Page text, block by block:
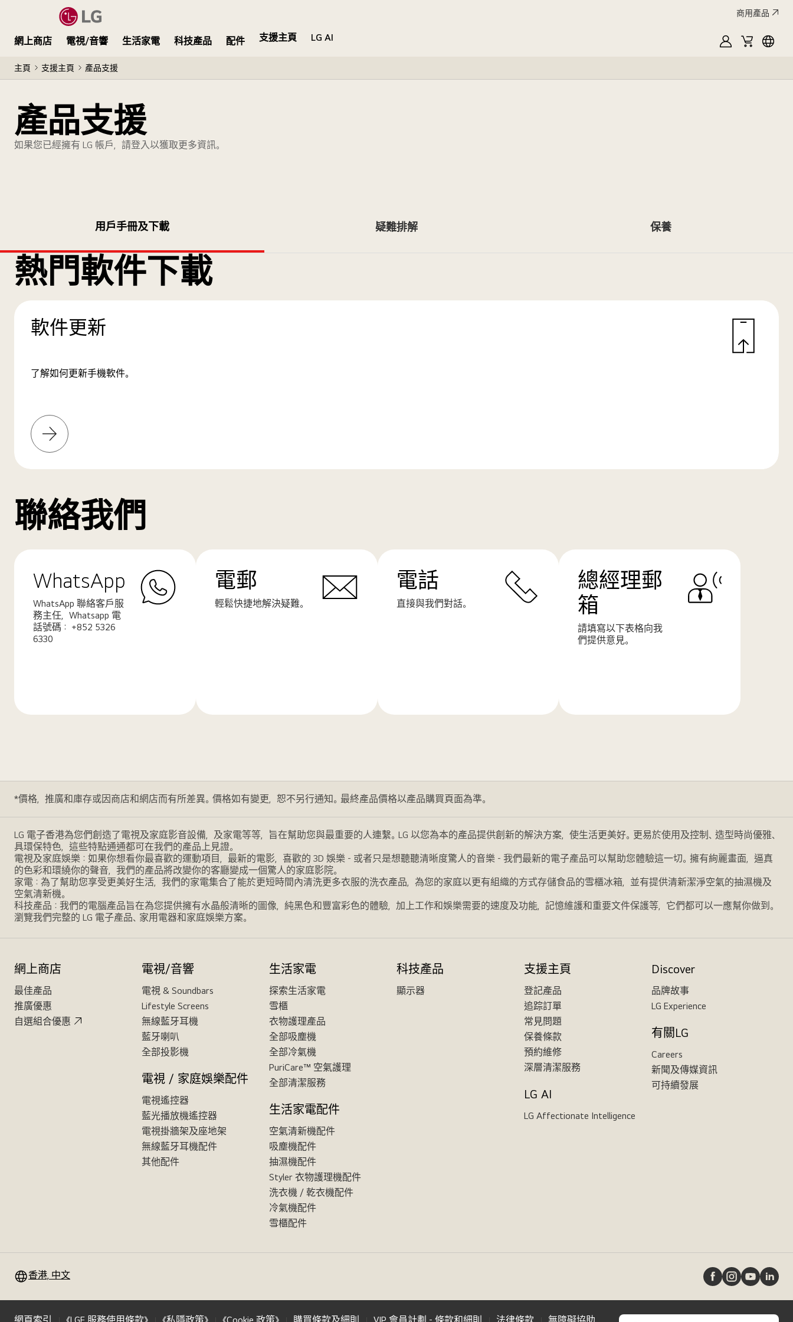
商用產品
網上商店 電視/音響 生活家電 科技產品 配件 支援主頁
LG AI
MyLG購
主頁 支援主頁 產品支援
產品支援
如果您已經擁有 LG 帳戶，請登入以獲取更多資訊。
用戶手冊及下載 疑難排解 保養
熱門軟件下載
軟件更新
了解如何更新手機軟件。
解
更
聯絡我們
WhatsApp
WhatsApp 聯絡客戶服
務主任，Whatsapp 電
話號碼： +852 5326
6330
電郵
輕鬆快捷地解決疑難。
電話
直接與我們對話。
總經理郵
箱
請填寫以下表格向我
們提供意見。
*價格，推廣和庫存或因商店和網店而有所差異。價格如有變更，恕不另行通知。最終產品價格以產品購買頁面為準。
LG 電子香港為您們創造了電視及家庭影音設備，及家電等等，旨在幫助您與最重要的人連繫。LG 以您為本的產品提供創新的解決方案，使生活更美好。更易於使用及控制、造型時尚優雅、
具環保特色，這些特點通通都可在我們的產品上見證。
電視及家庭娛樂：如果你想看你最喜歡的運動項目，最新的電影，喜歡的 3D 娛樂 - 或者只是想聽聽清晰度驚人的音樂 - 我們最新的電子產品可以幫助您體驗這一切。擁有絢麗畫面，逼真
的色彩和環繞你的聲音，我們的產品將改變你的客廳變成一個驚人的家庭影院。
家電：為了幫助您享受更美好生活，我們的家電集合了能於更短時間內清洗更多衣服的洗衣產品，為您的家庭以更有組織的方式存儲食品的雪櫃冰箱，並有提供清新潔淨空氣的抽濕機及
空氣清新機。
科技產品：我們的電腦產品旨在為您提供擁有水晶般清晰的圖像，純黑色和豐富彩色的體驗，加上工作和娛樂需要的速度及功能，記憶維護和重要文件保護等，它們都可以一應幫你做到。
瀏覽我們完整的 LG 電子產品、家用電器和家庭娛樂方案。
網上商店
最佳產品
推廣優惠
自選組合優惠
電視/音響
電視 & Soundbars
Lifestyle Screens
無線藍牙耳機
藍牙喇叭
全部投影機
電視 / 家庭娛樂配件
電視遙控器
藍光播放機遙控器
電視掛牆架及座地架
無線藍牙耳機配件
其他配件
生活家電
探索生活家電
雪櫃
衣物護理產品
全部吸塵機
全部冷氣機
PuriCare™ 空氣護理
全部清潔服務
生活家電配件
空氣清新機配件
吸塵機配件
抽濕機配件
Styler 衣物護理機配件
洗衣機 / 乾衣機配件
冷氣機配件
雪櫃配件
科技產品
顯示器
支援主頁
登記產品
追踪訂單
常見問題
保養條款
預約維修
深層清潔服務
LG AI
LG Affectionate Intelligence
Discover
品牌故事
LG Experience
有關LG
Careers
新聞及傳媒資訊
可持續發展
香港, 中文